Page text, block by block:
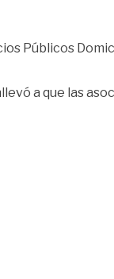
Públicos
a que las